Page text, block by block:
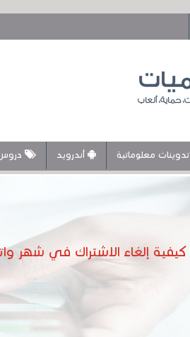
تدوينات معلوماتية أندرويد
كيفية إلغاء الاشتراك في شهر